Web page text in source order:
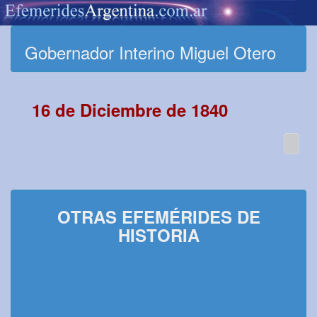
Gobernador Interino Miguel Otero
16 de Diciembre de 1840
OTRAS EFEMÉRIDES DE
HISTORIA